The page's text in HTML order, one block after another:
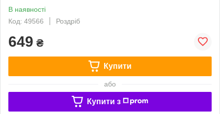
В наявності
Код: 49566
Роздріб
649 ₴
Купити
або
Купити з